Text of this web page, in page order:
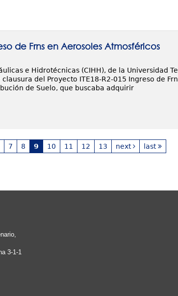
de Frns en Aerosoles Atmosféricos
e Hidrotécnicas (CIHH), de la Universidad
del Proyecto ITE18-R2-015 Ingreso de
de Suelo, que buscaba adquirir
7 8 9 10 11 12 13 next last
3-1-1